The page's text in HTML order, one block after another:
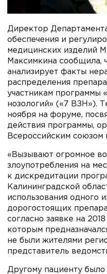
Директор
обеспечения и
медицинских изделий
Максимкина сообщила,
анализирует факты
распределения
участникам программы
нозологий» («7 ВЗН»).
ноября на форуме,
действия программы,
Всероссийским союзом
«Вызывают огромное
злоупотребления на
к дискредитации
Калининградской
использования одного
дорогостоящих
согласно заявке на
которым
не были жителями
представитель
Другому пациенту